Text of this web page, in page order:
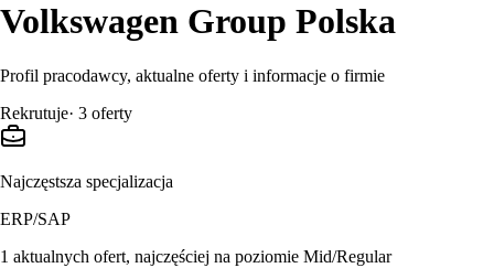
Volkswagen Group Polska
Profil pracodawcy, aktualne oferty i informacje o firmie
Rekrutuje· 3 oferty
Najczęstsza specjalizacja
ERP/SAP
1 aktualnych ofert, najczęściej na poziomie Mid/Regular